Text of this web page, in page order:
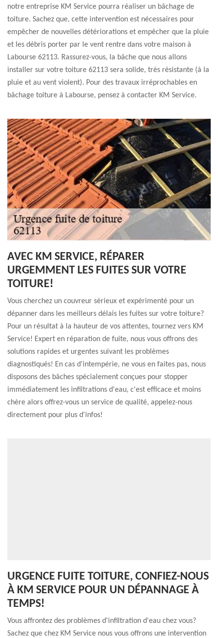
notre entreprise KM Service pourra réaliser un bâchage de
toiture. Sachez que, cette intervention est nécessaires pour
empêcher de nouvelles détériorations et empêcher que la pluie
et les débris porter par le vent rentre dans votre maison à
Labourse 62113. Rassurez-vous, la bâche que nous allons
installer sur votre toiture 62113 sera solide, très résistante (à la
pluie et au vent violent). Pour des travaux irréprochables en
bâchage toiture à Labourse, pensez à contacter KM Service.
AVEC KM SERVICE, RÉPARER
URGEMMENT LES FUITES SUR VOTRE
TOITURE!
Vous cherchez un couvreur sérieux et expérimenté pour un
dépanner dans les meilleurs délais les fuites sur votre toiture?
Pour un résultat à la hauteur de vos attentes, tournez vers KM
Service! Expert en réparation de fuite, nous vous offrons des
solutions rapides et urgentes suivant les problèmes
diagnostiqués! En cas d'intempérie, ne vous en faites pas, nous
disposons des bâches spécialement conçues pour stopper
immédiatement les infiltrations d'eau, c'est efficace et moins
chère alors offrez-vous un service de qualité, appelez-nous
directement pour plus d'infos!
URGENCE FUITE TOITURE, CONFIEZ-NOUS
À KM SERVICE POUR UN DÉPANNAGE À
TEMPS!
Vous affrontez des problèmes d'infiltration d'eau chez vous?
Sachez que chez KM Service nous vous offrons une intervention